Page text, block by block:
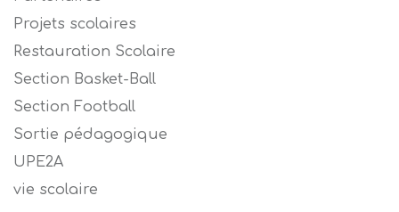
Projets scolaires
Restauration Scolaire
Section Basket-Ball
Section Football
Sortie pédagogique
UPE2A
vie scolaire